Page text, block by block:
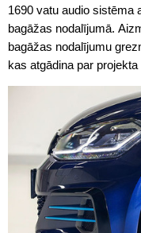
1690 vatu audio sistēma
bagāžas nodalījumā.
bagāžas nodalījumu
kas atgādina par projekta